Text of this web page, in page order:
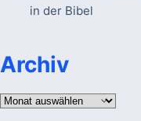
in der Bibel
Archiv
Archiv